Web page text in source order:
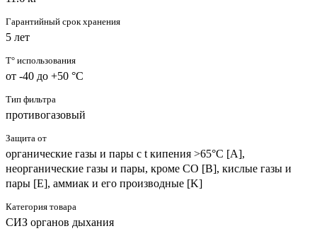
Гарантийный срок хранения
5 лет
T° использования
от -40 до +50 °C
Тип фильтра
противогазовый
Защита от
органические газы и пары с t кипения >65°C [A],
неорганические газы и пары, кроме CO [B], кислые газы и
пары [E], аммиак и его производные [K]
Категория товара
СИЗ органов дыхания